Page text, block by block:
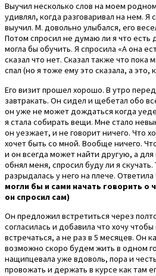
Выучил несколько слов на моем
удивлял, когда разговаривал на нем. Я
выучил. М. довольно улыбался, его
Потом спросил не думаю ли я что есть
могла бы обучить. Я спросила «А она
сказал что нет. Сказал также что пока
спал (но я тоже ему это сказала, а это,
Его визит прошел хорошо. В утро
завтракать. Он сидел и щебетал обо
он уже не может дождаться когда
я стала собирать вещи. Мне стало
он уезжает, и не говорит ничего. Что
хочет быть со мной. Вообще ничего.
и он всегда может найти другую, а
обнял меня, спросил буду ли я скучать.
разрыдалась у него на плече. Ответила
могли бы и сами начать говорить о
он спросил сам)
Он предложил встретиться через
согласилась и добавила что хочу
встречаться, а не раз в 5 месяцев. Он
возможно скоро будем жить в одном
нащипцевала уже вдоволь, пора и
провожать и держать в курсе как там